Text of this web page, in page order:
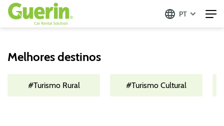
PT
Melhores destinos
#Turismo Rural #Turismo Cultural
Praias
Turismo